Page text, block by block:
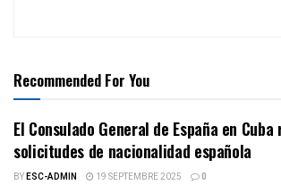
Recommended For You
El Consulado General de España en
solicitudes de nacionalidad española
BYESC-ADMIN 19 SEPTEMBRE 2025 0